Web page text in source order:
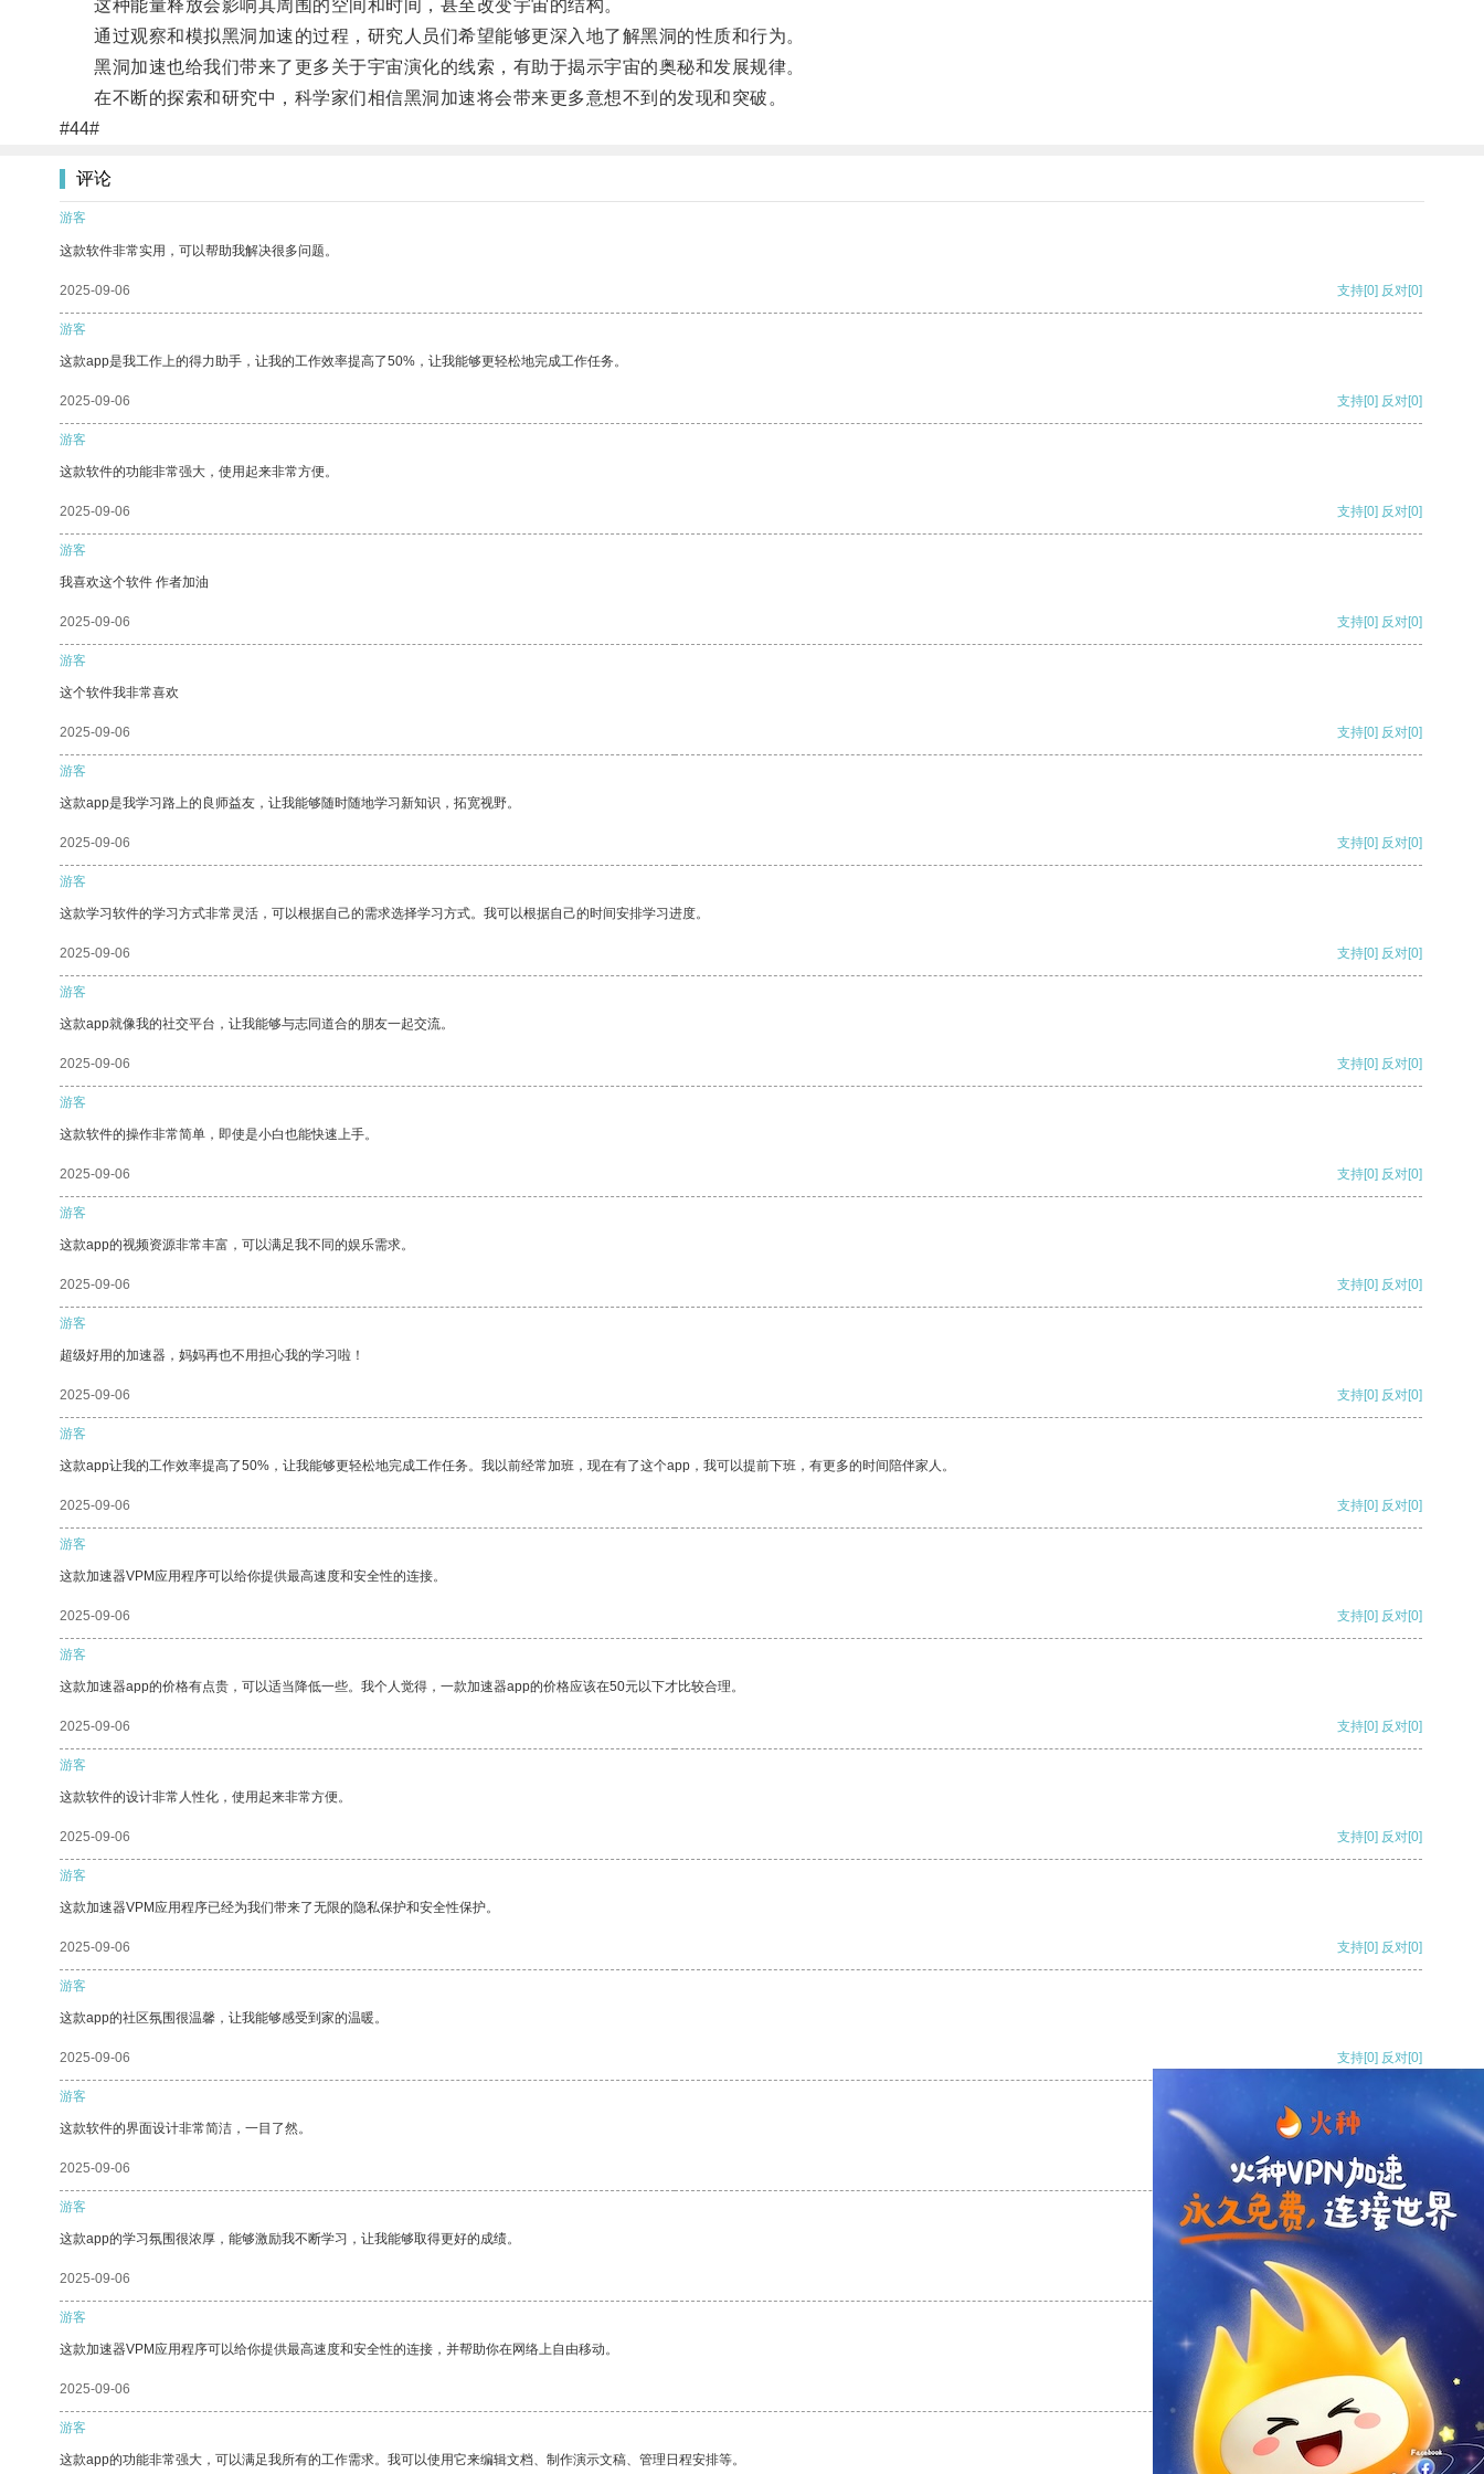
这种能量释放会影响其周围的空间和时间，甚至改变宇宙的结构。
通过观察和模拟黑洞加速的过程，研究人员们希望能够更深入地了解黑洞的性质和行为。
黑洞加速也给我们带来了更多关于宇宙演化的线索，有助于揭示宇宙的奥秘和发展规律。
在不断的探索和研究中，科学家们相信黑洞加速将会带来更多意想不到的发现和突破。
#44#
评论
游客
这款软件非常实用，可以帮助我解决很多问题。
2025-09-06 支持[0] 反对[0]
游客
这款app是我工作上的得力助手，让我的工作效率提高了50%，让我能够更轻松地完成工作任务。
2025-09-06 支持[0] 反对[0]
游客
这款软件的功能非常强大，使用起来非常方便。
2025-09-06 支持[0] 反对[0]
游客
我喜欢这个软件 作者加油
2025-09-06 支持[0] 反对[0]
游客
这个软件我非常喜欢
2025-09-06 支持[0] 反对[0]
游客
这款app是我学习路上的良师益友，让我能够随时随地学习新知识，拓宽视野。
2025-09-06 支持[0] 反对[0]
游客
这款学习软件的学习方式非常灵活，可以根据自己的需求选择学习方式。我可以根据自己的时间安排学习进度。
2025-09-06 支持[0] 反对[0]
游客
这款app就像我的社交平台，让我能够与志同道合的朋友一起交流。
2025-09-06 支持[0] 反对[0]
游客
这款软件的操作非常简单，即使是小白也能快速上手。
2025-09-06 支持[0] 反对[0]
游客
这款app的视频资源非常丰富，可以满足我不同的娱乐需求。
2025-09-06 支持[0] 反对[0]
游客
超级好用的加速器，妈妈再也不用担心我的学习啦！
2025-09-06 支持[0] 反对[0]
游客
这款app让我的工作效率提高了50%，让我能够更轻松地完成工作任务。我以前经常加班，现在有了这个app，我可以提前下班，有更多的时间陪伴家人。
2025-09-06 支持[0] 反对[0]
游客
这款加速器VPM应用程序可以给你提供最高速度和安全性的连接。
2025-09-06 支持[0] 反对[0]
游客
这款加速器app的价格有点贵，可以适当降低一些。我个人觉得，一款加速器app的价格应该在50元以下才比较合理。
2025-09-06 支持[0] 反对[0]
游客
这款软件的设计非常人性化，使用起来非常方便。
2025-09-06 支持[0] 反对[0]
游客
这款加速器VPM应用程序已经为我们带来了无限的隐私保护和安全性保护。
2025-09-06 支持[0] 反对[0]
游客
这款app的社区氛围很温馨，让我能够感受到家的温暖。
2025-09-06 支持[0] 反对[0]
游客
这款软件的界面设计非常简洁，一目了然。
2025-09-06 支持[0] 反对
游客
这款app的学习氛围很浓厚，能够激励我不断学习，让我能够取得更好的成绩。
2025-09-06 支持
游客
这款加速器VPM应用程序可以给你提供最高速度和安全性的连接，并帮助你在网络上自由移动。
2025-09-06 反对 [0]
游客
这款app的功能非常强大，可以满足我所有的工作需求。我可以使用它来编辑文档、制作演示文稿、管理日程安排等。